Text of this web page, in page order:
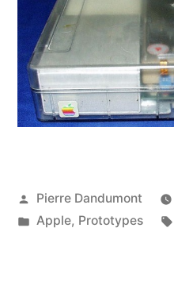
Publié
par
Pierre Dandumont
Publié
Apple, Prototypes